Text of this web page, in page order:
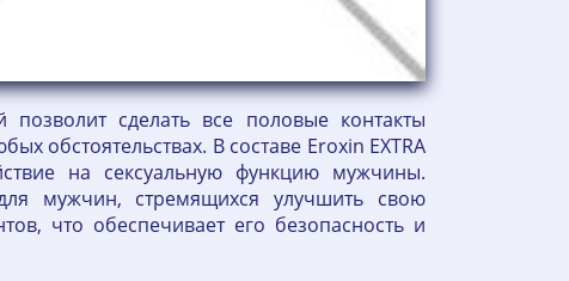
сделать все половые контакты
обстоятельствах. В составе Eroxin EXTRA
на сексуальную функцию мужчины.
мужчин, стремящихся улучшить свою
что обеспечивает его безопасность и